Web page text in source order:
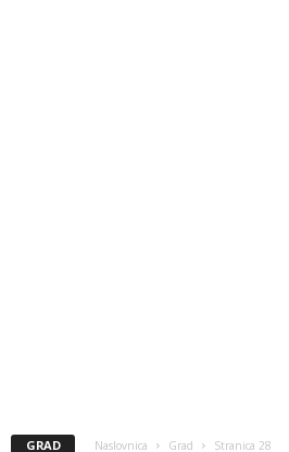
GRAD Naslovnica Grad Stranica 28